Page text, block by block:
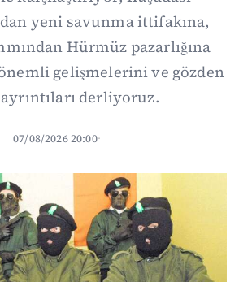
yeni savunma ittifakına,
Hürmüz pazarlığına
gelişmelerini ve gözden
derliyoruz.
07/08/2026 20:00·